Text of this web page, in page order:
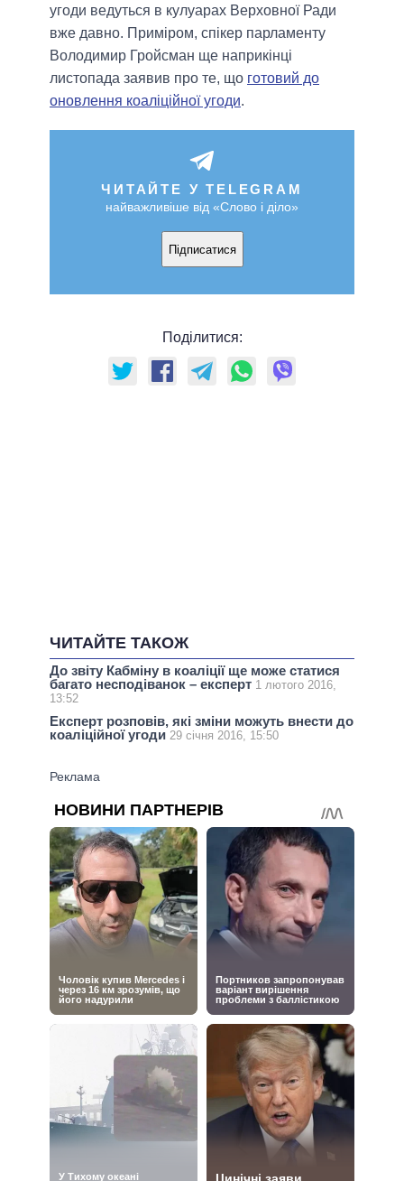
угоди ведуться в кулуарах Верховної Ради
вже давно. Приміром, спікер парламенту
Володимир Гройсман ще наприкінці
листопада заявив про те, що готовий до
оновлення коаліційної угоди.
ЧИТАЙТЕ У TELEGRAM
найважливіше від «Слово і діло»
Підписатися
Поділитися:
ЧИТАЙТЕ ТАКОЖ
До звіту Кабміну в коаліції ще може статися
багато несподіванок – експерт 1 лютого 2016,
13:52
Експерт розповів, які зміни можуть внести до
коаліційної угоди 29 січня 2016, 15:50